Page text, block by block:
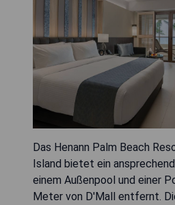
Das Henann Palm Beach
Island bietet ein
einem Außenpool und einer
Meter von D'Mall entfernt.